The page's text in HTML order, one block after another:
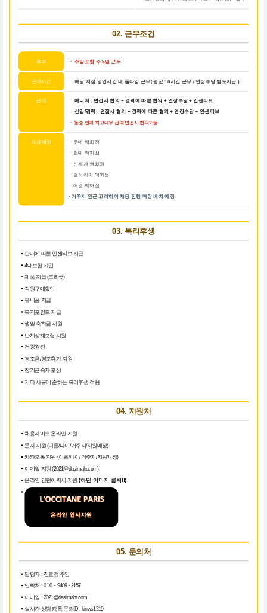
02. 근무조건
휴 무 ㆍ주말포함 주 5일 근무
근무시간 ㆍ 해당 지점 영업시간 내 풀타임 근무( 평균 10시간 근무 / 연장수당 별도지급 )
급 여
ㆍ 매니저 : 면접시 협의 ~ 경력에 따른 협의 + 연장수당 + 인센티브
ㆍ 신입/경력 : 면접시 협의 ~ 경력에 따른 협의 + 연장수당 + 인센티브
ㆍ 동종 업계 최고대우 급여 면접시 협의가능
채용 매장 ㆍ롯데 백화점
ㆍ현대 백화점
ㆍ신세계 백화점
ㆍ갤러리아 백화점
ㆍ애경 백화점
- 거주지 인근 고려하여 채용 진행 매장 배치 예정
03. 복리후생
판매에 따른 인센티브 지급
4대보험 가입
제품 지급 (프리굿)
직원구매할인
유니폼 지급
복지포인트 지급
생일 축하금 지원
단체상해보험 지원
건강검진
경조금/경조휴가 지원
장기근속자 포상
기타 사규에 준하는 복리후생 적용
04. 지원처
채용사이트 온라인 지원
문자 지원 (이름/나이/거주지/지원매장)
카카오톡 지원 (이름/나이/거주지/지원매장)
이메일 지원 (2021@dasimahr.com)
온라인 간편이력서 지원 (하단 이미지 클릭!!)
05. 문의처
담당자 : 진효정 주임
연락처 : 010 - 9409 - 2157
이메일 : 2021@dasimahr.com
실시간 상담 카톡 문의ID : kinws1219